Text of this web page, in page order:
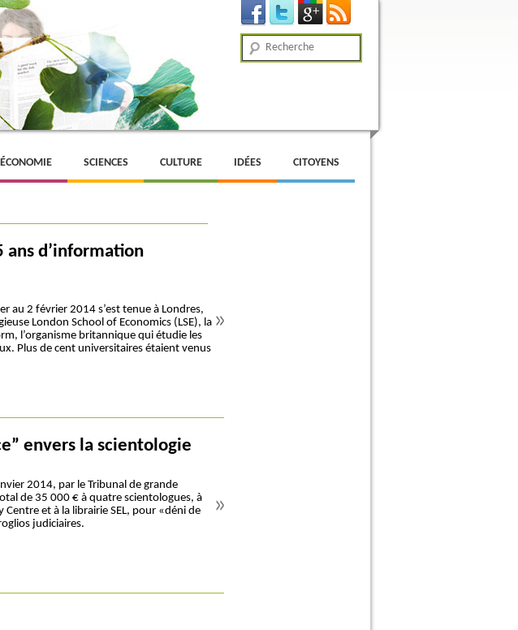
Recherche
ÉCONOMIE SCIENCES CULTURE IDÉES CITOYENS
d’information
au 2 février 2014 s’est tenue à Londres,
London School of Economics (LSE), la
l’organisme britannique qui étudie les
Plus de cent universitaires étaient venus
envers la scientologie
2014, par le Tribunal de grande
de 35 000 € à quatre scientologues, à
Centre et à la librairie SEL, pour «déni de
judiciaires.